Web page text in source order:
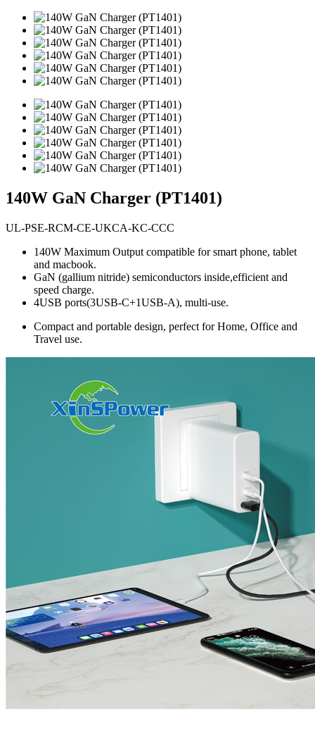
140W GaN Charger (PT1401)
UL-PSE-RCM-CE-UKCA-KC-CCC
140W Maximum Output compatible for smart phone, tablet
and macbook.
GaN (gallium nitride) semiconductors inside,efficient and
speed charge.
4USB ports(3USB-C+1USB-A), multi-use.
Compact and portable design, perfect for Home, Office and
Travel use.